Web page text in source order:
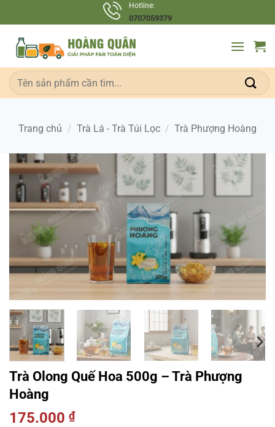
qua
dung
Hotline:
0707059379
Tìm
kiếm:
Trang chủ / Trà Lá - Trà Túi Lọc / Trà Phượng Hoàng
Trà Olong Quế Hoa 500g – Trà Phượng
Hoàng
175.000 ₫